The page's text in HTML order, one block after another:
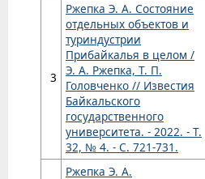
3
Ржепка Э. А. Состояние
отдельных объектов и
туриндустрии
Прибайкалья в целом /
Э. А. Ржепка, Т. П.
Головченко // Известия
Байкальского
государственного
университета. - 2022. - Т.
32, № 4. - С. 721-731.
Ржепка Э. А.